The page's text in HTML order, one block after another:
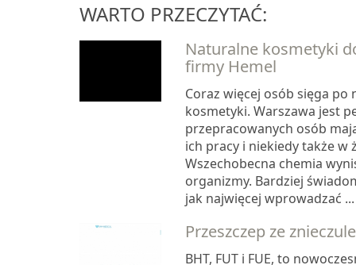
WARTO PRZECZYTAĆ:
Naturalne kosmetyki
firmy Hemel
Coraz więcej osób sięga po
kosmetyki. Warszawa jest
przepracowanych osób
ich pracy i niekiedy także w
Wszechobecna chemia
organizmy. Bardziej
jak najwięcej wprowadzać ...
Przeszczep ze
BHT, FUT i FUE, to